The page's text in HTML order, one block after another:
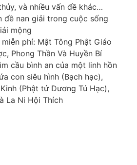
và nhiều vấn đề khác…
đề nan giải trong cuộc sống
mộng
phí: Mật Tông Phật Giáo
Phong Thần Và Huyền Bí
cầu bình an của một linh hồn
con siêu hình (Bạch hạc),
(Phật tử Dương Tú Hạc),
La Ni Hội Thích